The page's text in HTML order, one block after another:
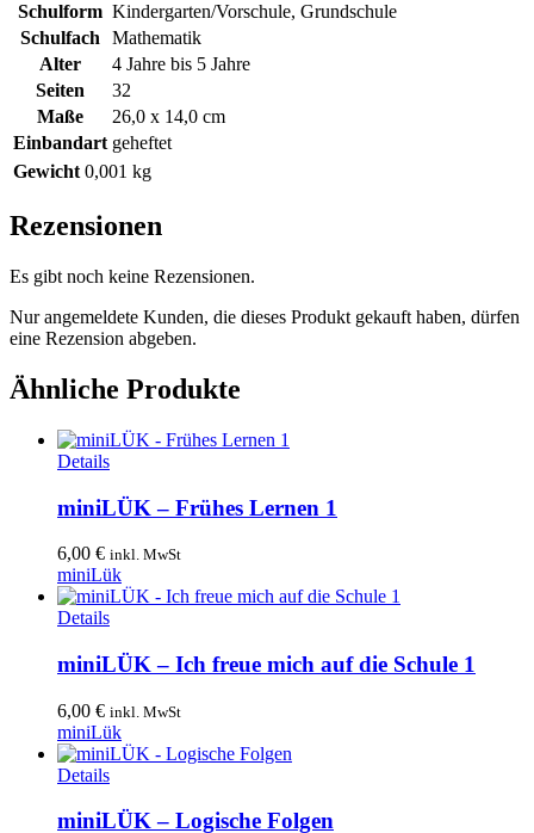
Schulform Kindergarten/Vorschule, Grundschule
Schulfach
Mathematik
Alter
4 Jahre bis 5 Jahre
Seiten
32
Maße
26,0 x 14,0 cm
Einbandart geheftet
Gewicht 0,001 kg
Rezensionen
Es gibt noch keine Rezensionen.
Nur angemeldete Kunden, die dieses Produkt gekauft haben, dürfen
eine Rezension abgeben.
Ähnliche Produkte
Details
miniLÜK – Frühes Lernen 1
6,00 € inkl. MwSt
miniLük
Details
miniLÜK – Ich freue mich auf die Schule 1
6,00 € inkl. MwSt
miniLük
Details
miniLÜK – Logische Folgen